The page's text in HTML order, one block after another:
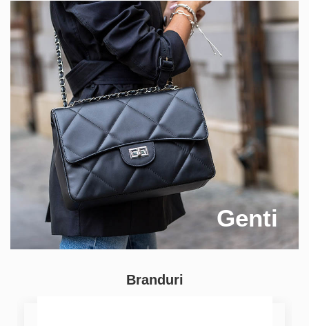
Genti
Branduri